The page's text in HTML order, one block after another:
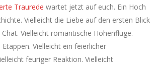
Traurede wartet jetzt auf euch. Ein Hoch
Vielleicht die Liebe auf den ersten Blick
Vielleicht romantische Höhenflüge.
Vielleicht ein feierlicher
feuriger Reaktion. Vielleicht